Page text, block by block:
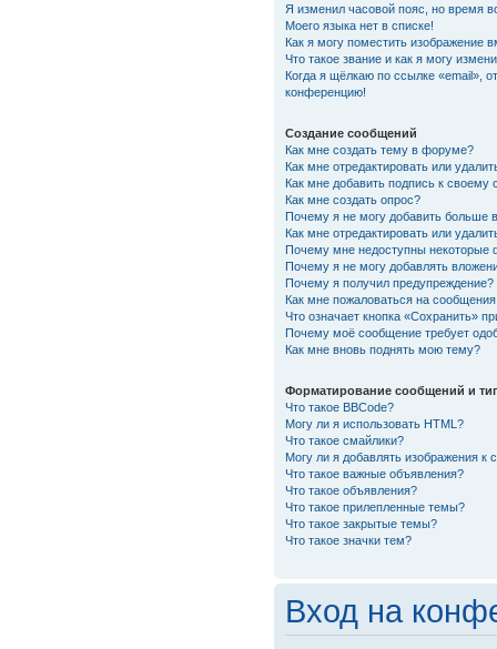
Я изменил часовой пояс, но время
Моего языка нет в списке!
Как я могу поместить изображение
Что такое звание и как я могу
Когда я щёлкаю по ссылке «email»,
конференцию!
Создание сообщений
Как мне создать тему в форуме?
Как мне отредактировать или
Как мне добавить подпись к своему
Как мне создать опрос?
Почему я не могу добавить больше
Как мне отредактировать или
Почему мне недоступны некоторые
Почему я не могу добавлять
Почему я получил предупреждение?
Как мне пожаловаться на
Что означает кнопка «Сохранить»
Почему моё сообщение требует
Как мне вновь поднять мою тему?
Форматирование сообщений и
Что такое BBCode?
Могу ли я использовать HTML?
Что такое смайлики?
Могу ли я добавлять изображения к
Что такое важные объявления?
Что такое объявления?
Что такое прилепленные темы?
Что такое закрытые темы?
Что такое значки тем?
Вход на